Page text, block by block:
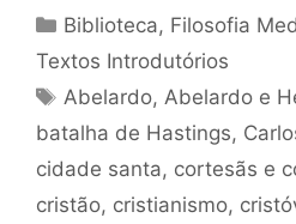
Categorias
Biblioteca, Filosofia
Textos Introdutórios
Tags
Abelardo,Abelardo e
batalha de Hastings,
cidade santa, cortesãs e
cristão, cristianismo,